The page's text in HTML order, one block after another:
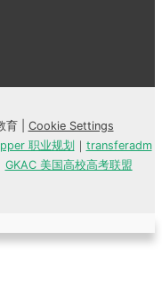
育 | Cookie Settings
职业规划 ｜ transferadm
GKAC 美国高校高考联盟